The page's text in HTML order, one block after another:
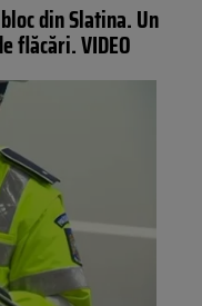
din Slatina. Un
flăcări. VIDEO